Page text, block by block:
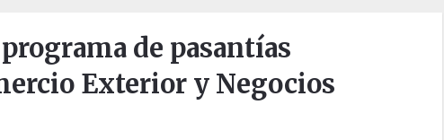
de pasantías
Exterior y Negocios